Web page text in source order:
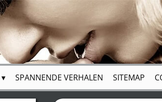
SPANNENDE VERHALEN SITEMAP